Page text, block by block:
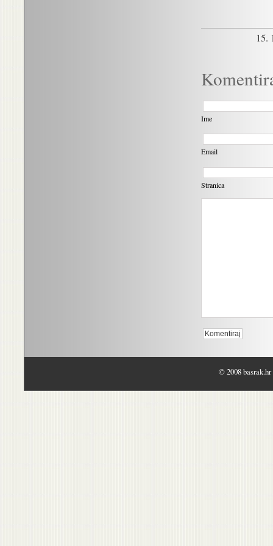
15.
Ime
Email
Stranica
© 2008